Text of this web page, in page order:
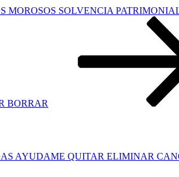
MOROSOS SOLVENCIA
BORRAR
AYUDAME QUITAR ELIMINAR